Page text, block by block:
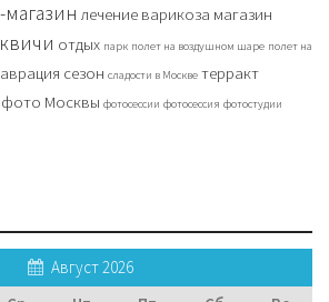
лечение варикоза магазин
отдых парк полет на воздушном шаре полет на
сезон сладости в Москве терракт
фото Москвы фотосессии фотосессия фотостудии
Август 2026